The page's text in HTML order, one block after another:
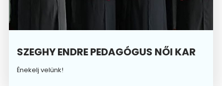
SZEGHY ENDRE PEDAGÓGUS NŐI KAR
Énekelj velünk!